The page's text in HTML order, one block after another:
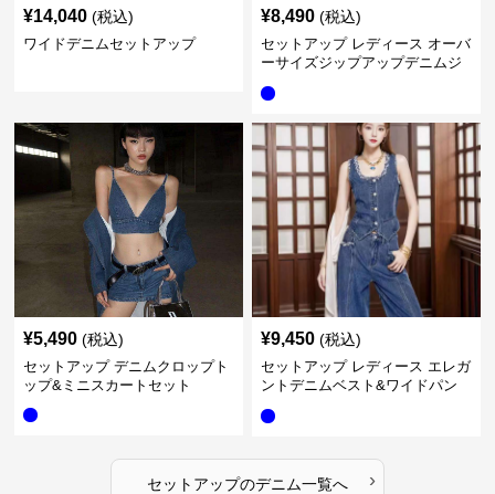
¥14,040 (税込)
ワイドデニムセットアップ
¥8,490 (税込)
セットアップ レディース オーバ
ーサイズジップアップデニムジ
¥5,490 (税込)
セットアップ デニムクロップト
ップ&ミニスカートセット
¥9,450 (税込)
セットアップ レディース エレガ
ントデニムベスト&ワイドパン
セットアップのデニム一覧へ ›